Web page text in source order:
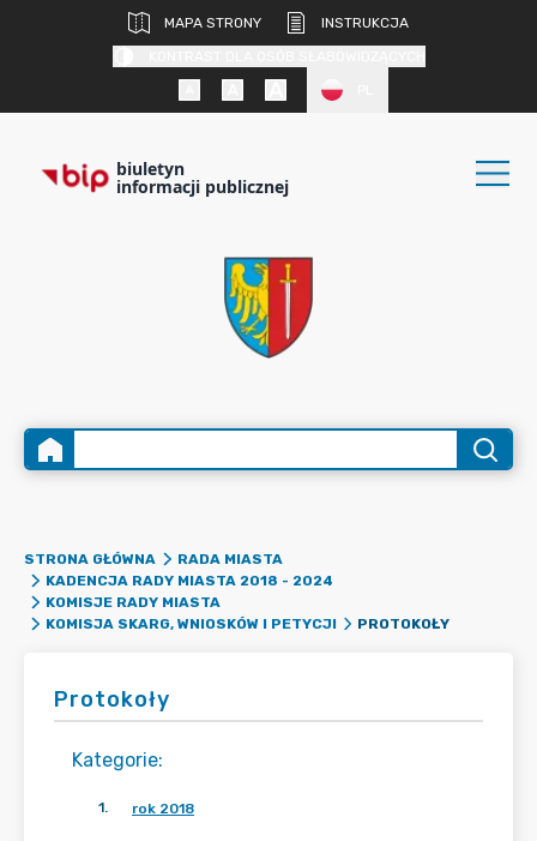
MAPA STRONY
INSTRUKCJA
biuletyn
informacji publicznej
STRONA GŁÓWNA
RADA MIASTA
KADENCJA RADY MIASTA 2018 - 2024
KOMISJE RADY MIASTA
KOMISJA SKARG, WNIOSKÓW I PETYCJI
PROTOKOŁY
Protokoły
Kategorie:
1. rok 2018